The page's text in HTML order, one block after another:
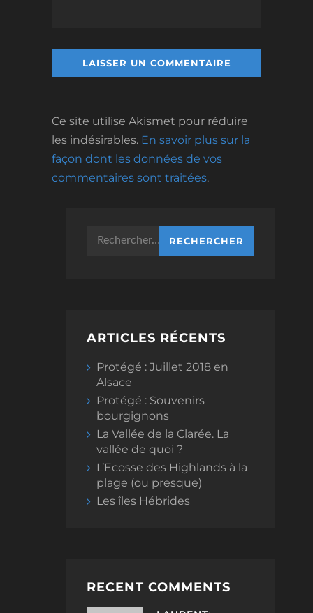
Ce site utilise Akismet pour réduire
les indésirables. En savoir plus sur la
façon dont les données de vos
commentaires sont traitées.
Rechercher :
ARTICLES RÉCENTS
Protégé : Juillet 2018 en
Alsace
Protégé : Souvenirs
bourgignons
La Vallée de la Clarée. La
vallée de quoi ?
L’Ecosse des Highlands à la
plage (ou presque)
Les îles Hébrides
RECENT COMMENTS